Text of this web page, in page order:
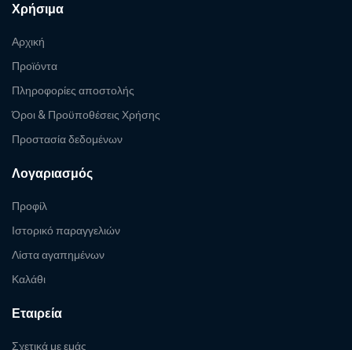
Χρήσιμα
Αρχική
Προϊόντα
Πληροφορίες αποστολής
Όροι & Προϋποθέσεις Χρήσης
Προστασία δεδομένων
Λογαριασμός
Προφίλ
Ιστορικό παραγγελιών
Λίστα αγαπημένων
Καλάθι
Εταιρεία
Σχετικά με εμάς